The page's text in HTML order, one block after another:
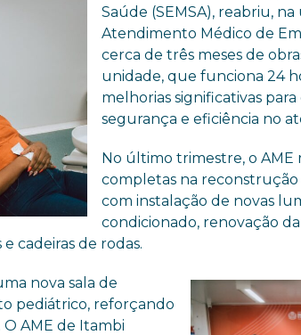
Saúde (SEMSA), reabriu,
Atendimento Médico de
cerca de três meses de
unidade, que funciona 24
melhorias significativas
segurança e eficiência no
No último trimestre, o
completas na
com instalação de novas
condicionado, renovação
cadeiras de rodas.
nova sala de
pediátrico, reforçando
O AME de Itambi